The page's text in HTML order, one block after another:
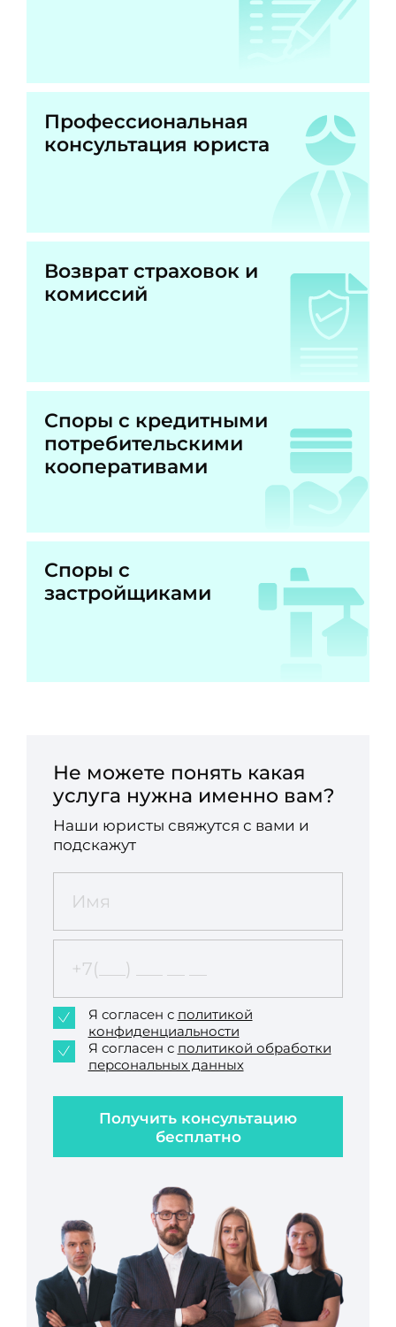
Профессиональная
консультация юриста
Возврат страховок и
комиссий
Споры с кредитными
потребительскими
кооперативами
Споры с
застройщиками
Не можете понять какая
услуга нужна именно вам?
Наши юристы свяжутся с вами и
подскажут
Получить консультацию
бесплатно
Я согласен с политикой
конфиденциальности
Я согласен с политикой обработки
персональных данных